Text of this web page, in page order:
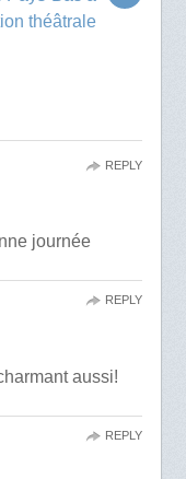
théâtrale
journée
REPLY
aussi!
REPLY
REPLY